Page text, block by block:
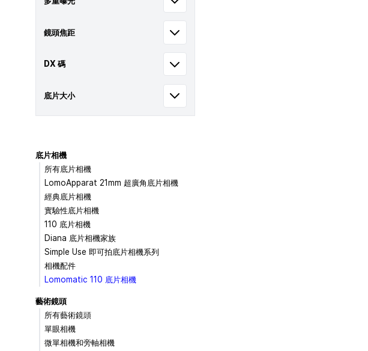
鏡頭焦距
DX 碼
底片大小
底片相機
所有底片相機
LomoApparat 21mm 超廣角底片相機
經典底片相機
實驗性底片相機
110 底片相機
Diana 底片相機家族
Simple Use 即可拍底片相機系列
相機配件
Lomomatic 110 底片相機
藝術鏡頭
所有藝術鏡頭
單眼相機
微單相機和旁軸相機